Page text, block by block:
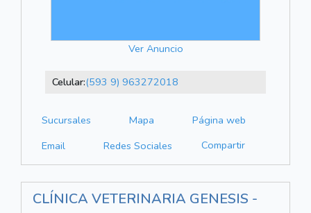
Ver Anuncio
Celular:(593 9) 963272018
Sucursales Mapa
Página web
Email
Redes Sociales Compartir
CLÍNICA VETERINARIA GENESIS -